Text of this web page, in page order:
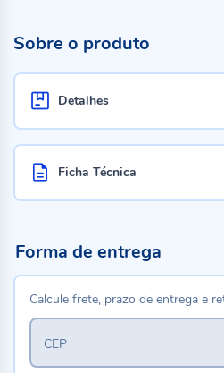
Sobre o produto
Detalhes
Ficha Técnica
Forma de entrega
Calcule frete, prazo de entrega e
CEP